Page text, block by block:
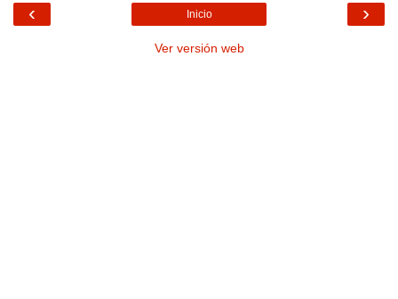
‹ ›
Inicio
Ver versión web